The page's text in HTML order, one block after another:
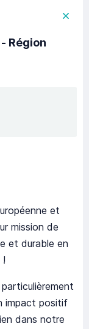
Région
et
mission de
et durable en
!
impact positif
dans notre